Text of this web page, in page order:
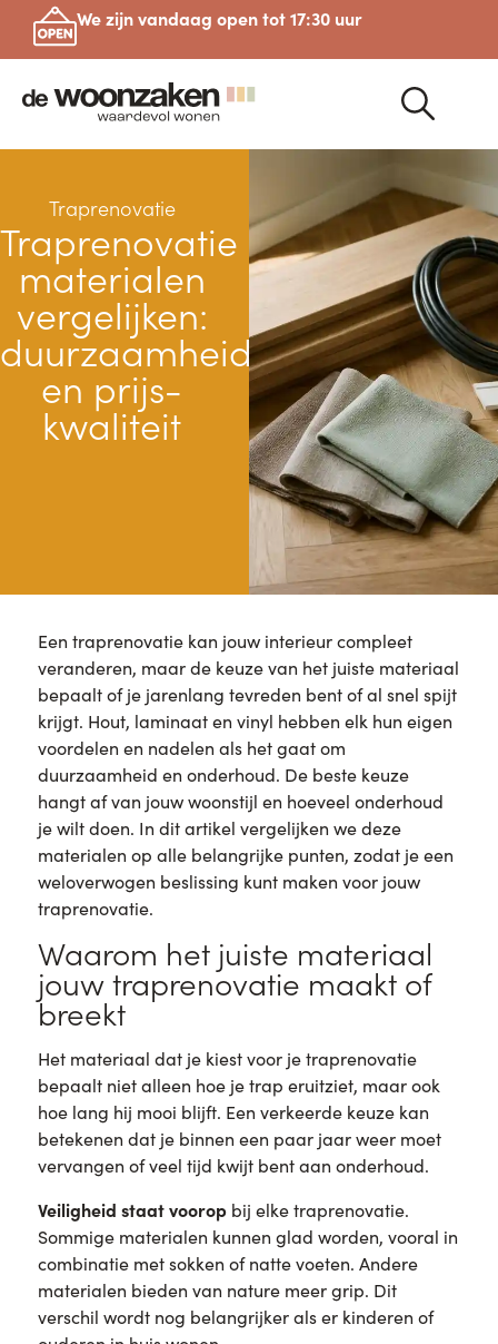
We zijn vandaag open tot 17:30 uur
Traprenovatie
Traprenovatie
materialen
vergelijken:
duurzaamheid
en prijs-
kwaliteit
Een traprenovatie kan jouw interieur compleet
veranderen, maar de keuze van het juiste materiaal
bepaalt of je jarenlang tevreden bent of al snel spijt
krijgt. Hout, laminaat en vinyl hebben elk hun eigen
voordelen en nadelen als het gaat om
duurzaamheid en onderhoud. De beste keuze
hangt af van jouw woonstijl en hoeveel onderhoud
je wilt doen. In dit artikel vergelijken we deze
materialen op alle belangrijke punten, zodat je een
weloverwogen beslissing kunt maken voor jouw
traprenovatie.
Waarom het juiste materiaal
jouw traprenovatie maakt of
breekt
Het materiaal dat je kiest voor je traprenovatie
bepaalt niet alleen hoe je trap eruitziet, maar ook
hoe lang hij mooi blijft. Een verkeerde keuze kan
betekenen dat je binnen een paar jaar weer moet
vervangen of veel tijd kwijt bent aan onderhoud.
Veiligheid staat vooropbij elke traprenovatie.
Sommige materialen kunnen glad worden, vooral in
combinatie met sokken of natte voeten. Andere
materialen bieden van nature meer grip. Dit
verschil wordt nog belangrijker als er kinderen of